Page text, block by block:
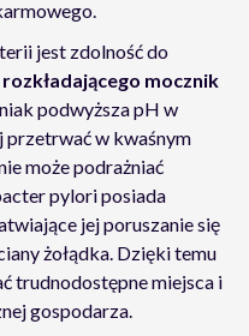
jest zdolność do
mocznik
podwyższa pH w
w kwaśnym
może podrażniać
pylori posiada
jej poruszanie się
żołądka. Dzięki temu
trudnodostępne miejsca i
gospodarza.